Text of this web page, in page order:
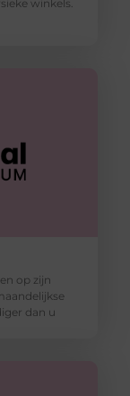
winkels.
op zijn
dan u